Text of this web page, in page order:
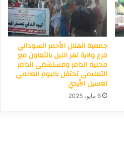
جمعية الهلال الأحمر السوداني
فرع ولاية نهر النيل بالتعاون مع
محلية الدامر ومستشفى الدامر
التعليمي تحتفل باليوم العالمي
لغسيل الأيدي
6 مايو، 2025